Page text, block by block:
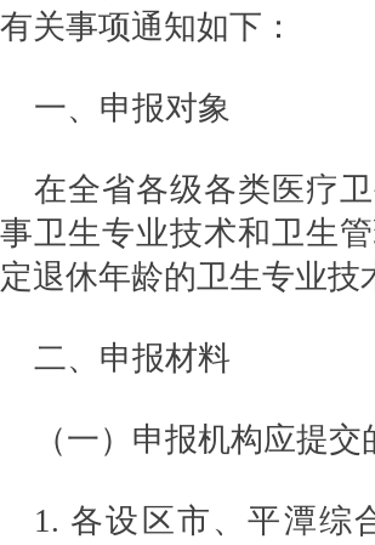
有关事项通知如下：
一、申报对象
在全省各级各类医疗
事卫生专业技术和卫生
定退休年龄的卫生专业技
二、申报材料
（一）申报机构应提交
1. 各设区市、平潭综